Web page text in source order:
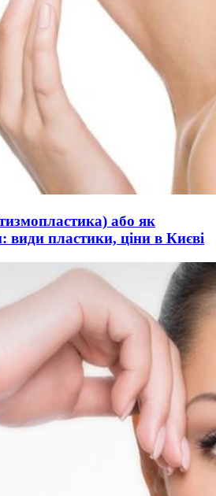
або як
пластики, ціни в Києві